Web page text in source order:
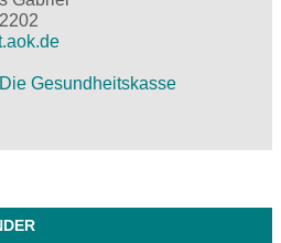
Gesundheitskasse